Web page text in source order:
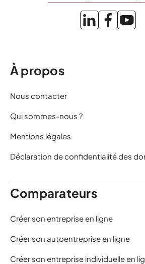
À propos
Nous contacter
Qui sommes-nous ?
Mentions légales
Déclaration de confidentialité des
Comparateurs
Créer son entreprise en ligne
Créer son autoentreprise en ligne
Créer son entreprise individuelle en